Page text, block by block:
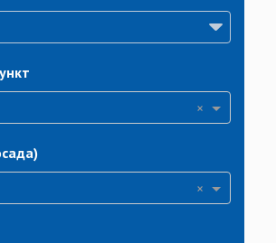
×
×